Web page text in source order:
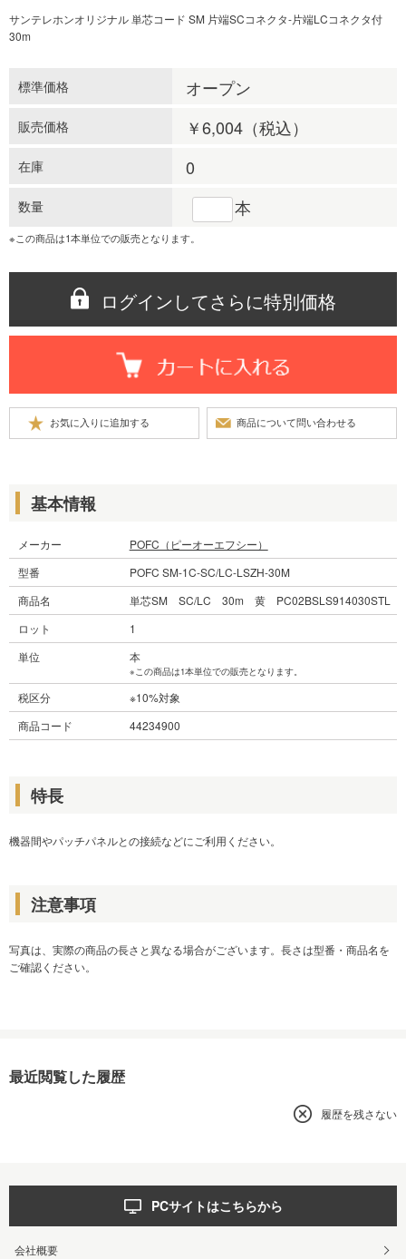
サンテレホンオリジナル 単芯コード SM 片端SCコネクタ-片端LCコネクタ付
30m
標準価格 オープン
販売価格 ￥6,004（税込）
在庫 0
数量 本
※この商品は1本単位での販売となります。
ログインしてさらに特別価格
基本情報
メーカー
POFC（ピーオーエフシー）
型番
POFC SM-1C-SC/LC-LSZH-30M
商品名
単芯SM SC/LC 30m 黄 PC02BSLS914030STL
ロット
1
単位
本
※この商品は1本単位での販売となります。
税区分
※10%対象
商品コード
44234900
特長
機器間やパッチパネルとの接続などにご利用ください。
注意事項
写真は、実際の商品の長さと異なる場合がございます。長さは型番・商品名を
ご確認ください。
最近閲覧した履歴
履歴を残さない
PCサイトはこちらから
会社概要